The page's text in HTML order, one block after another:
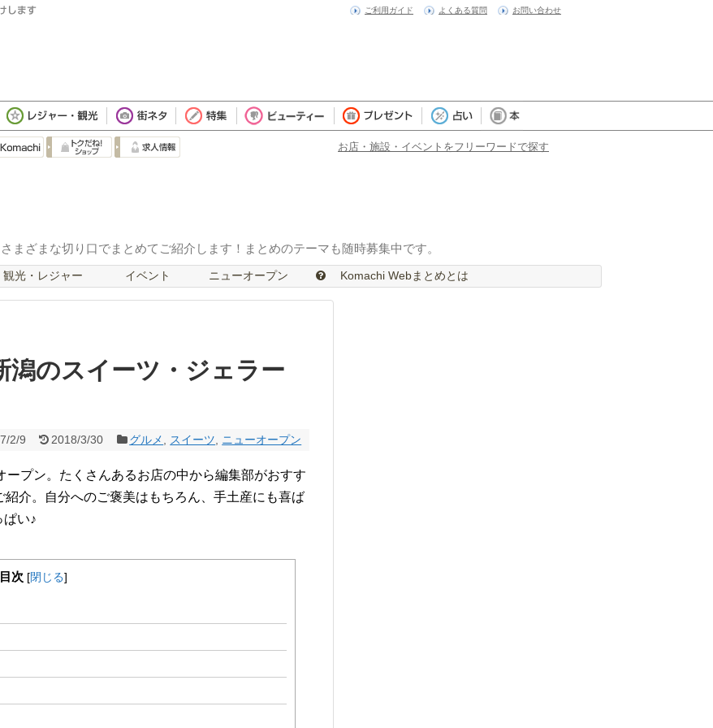
ご利用ガイド よくある質問 お問い合わせ
お店・施設・イベントをフリーワードで探す
まざまな切り口でまとめてご紹介します！まとめのテーマも随時募集中です。
光・レジャー イベント ニューオープン Komachi Webまとめとは
潟のスイーツ・ジェラー
2/9 2018/3/30 グルメ スイーツ ニューオープン
プン。たくさんあるお店の中から編集部がおすす
介。自分へのご褒美はもちろん、手土産にも喜ば
い♪
目次 [閉じる]